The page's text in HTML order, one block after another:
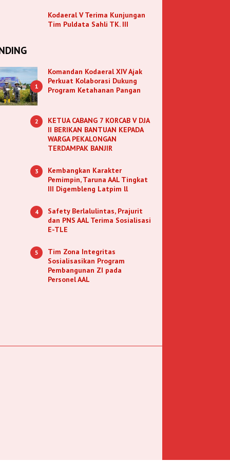
Kodaeral V Terima Kunjungan
Tim Puldata Sahli TK. III
1
Komandan Kodaeral XIV Ajak
Perkuat Kolaborasi Dukung
Program Ketahanan Pangan
2
KETUA CABANG 7 KORCAB V DJA
II BERIKAN BANTUAN KEPADA
WARGA PEKALONGAN
TERDAMPAK BANJIR
3
Kembangkan Karakter
Pemimpin, Taruna AAL Tingkat
III Digembleng Latpim ll
4
Safety Berlalulintas, Prajurit
dan PNS AAL Terima Sosialisasi
E-TLE
5
Tim Zona Integritas
Sosialisasikan Program
Pembangunan ZI pada
Personel AAL